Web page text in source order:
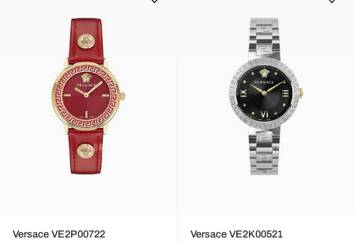
Versace VE2P00722
Versace VE2K00521